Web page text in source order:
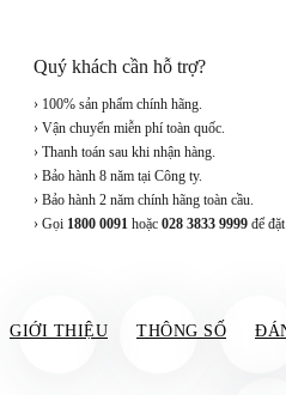
Quý khách cần hỗ trợ?
› 100% sản phẩm chính hãng.
› Vận chuyển miễn phí toàn quốc.
› Thanh toán sau khi nhận hàng.
› Bảo hành 8 năm tại Công ty.
› Bảo hành 2 năm chính hãng toàn cầu.
› Gọi 1800 0091 hoặc 028 3833 9999 để
GIỚI THIỆU THÔNG SỐ